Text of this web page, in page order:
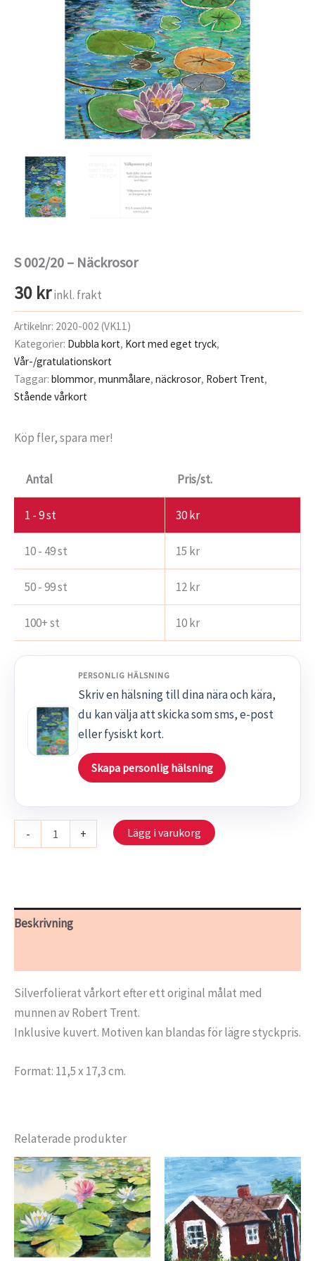
S 002/20 – Näckrosor
30 krinkl. frakt
Artikelnr: 2020-002 (VK11)
Kategorier: Dubbla kort, Kort med eget tryck,
Vår-/gratulationskort
Taggar: blommor, munmålare, näckrosor, Robert Trent,
Stående vårkort
Köp fler, spara mer!
Antal Pris/st.
1 - 9st 30kr
10 - 49 st 15 kr
50 - 99 st 12kr
100+ st 10kr
PERSONLIG HÄLSNING
Skriv en hälsning till dina nära och kära,
du kan välja att skicka som sms, e-post
eller fysiskt kort.
Skapa personlig hälsning
-
002/20
+ Lägg i varukorg
Beskrivning
Silverfolierat vårkort efter ett original målat med
munnen av Robert Trent.
Inklusive kuvert. Motiven kan blandas för lägre styckpris.
Format: 11,5 x 17,3 cm.
Relaterade produkter